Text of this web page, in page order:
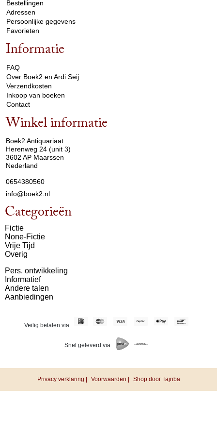
Bestellingen
Adressen
Persoonlijke gegevens
Favorieten
Informatie
FAQ
Over Boek2 en Ardi Seij
Verzendkosten
Inkoop van boeken
Contact
Winkel informatie
Boek2 Antiquariaat
Herenweg 24 (unit 3)
3602 AP Maarssen
Nederland
0654380560
info@boek2.nl
Categorieën
Fictie
None-Fictie
Vrije Tijd
Overig
Pers. ontwikkeling
Informatief
Andere talen
Aanbiedingen
Veilig betalen via
Snel geleverd via
Privacy verklaring | Voorwaarden | Shop door Tajriba